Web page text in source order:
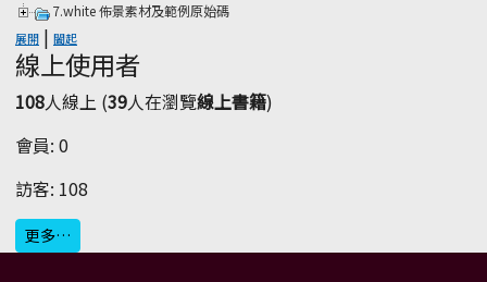
7.white 佈景素材及範例原始碼
展開 | 闔起
線上使用者
108人線上 (39人在瀏覽線上書籍)
會員: 0
訪客: 108
更多…